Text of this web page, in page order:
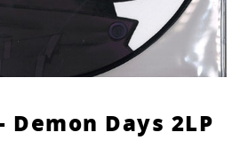
Demon Days 2LP